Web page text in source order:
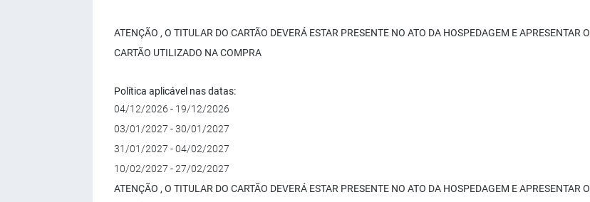
ATENÇÃO , O TITULAR DO CARTÃO DEVERÁ ESTAR PRESENTE NO ATO DA HOSPEDAGEM E APRESENTAR O
CARTÃO UTILIZADO NA COMPRA
Política aplicável nas datas:
04/12/2026 - 19/12/2026
03/01/2027 - 30/01/2027
31/01/2027 - 04/02/2027
10/02/2027 - 27/02/2027
ATENÇÃO , O TITULAR DO CARTÃO DEVERÁ ESTAR PRESENTE NO ATO DA HOSPEDAGEM E APRESENTAR O